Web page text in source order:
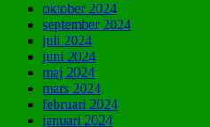
oktober 2024
september 2024
juli 2024
juni 2024
maj 2024
mars 2024
februari 2024
januari 2024